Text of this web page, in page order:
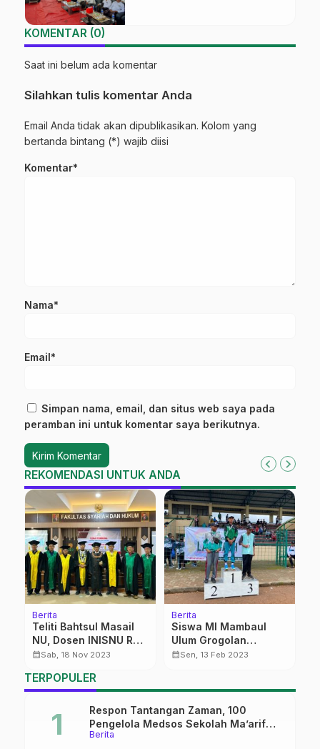
KOMENTAR (0)
Saat ini belum ada komentar
Silahkan tulis komentar Anda
Email Anda tidak akan dipublikasikan. Kolom yang
bertanda bintang (*) wajib diisi
Komentar*
Nama*
Email*
Simpan nama, email, dan situs web saya pada
peramban ini untuk komentar saya berikutnya.
REKOMENDASI UNTUK ANDA
Berita
Teliti Bahtsul Masail
NU, Dosen INISNU Raih
Doktor
calendar_monthSab, 18 Nov 2023
Berita
Siswa MI Mambaul
Ulum Grogolan
Dukuhseti Sabet Juara
calendar_monthSen, 13 Feb 2023
TERPOPULER
Berita
Respon Tantangan Zaman, 100
Pengelola Medsos Sekolah Ma’arif
Pekalongan Ikuti Pelatihan Literasi